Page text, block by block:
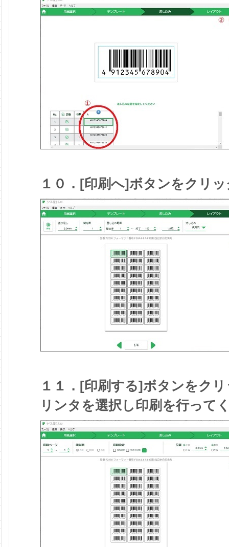
１０．[印刷へ]ボタンをクリッ
１１．[印刷する]ボタンをク
リンタを選択し印刷を行って